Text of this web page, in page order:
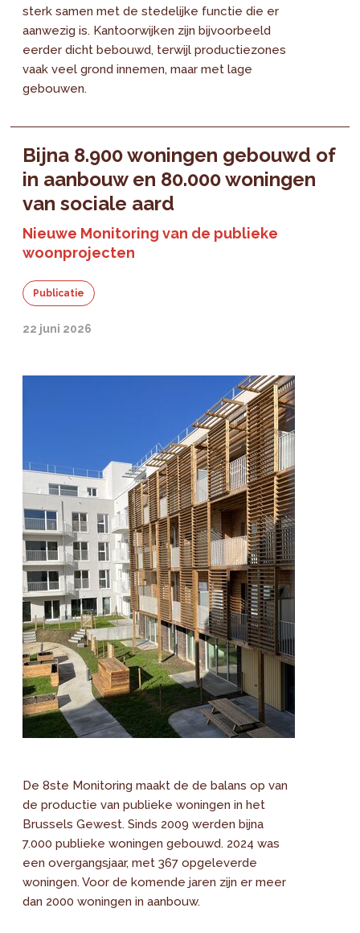
sterk samen met de stedelijke functie die er
aanwezig is. Kantoorwijken zijn bijvoorbeeld
eerder dicht bebouwd, terwijl productiezones
vaak veel grond innemen, maar met lage
gebouwen.
Bijna 8.900 woningen gebouwd of
in aanbouw en 80.000 woningen
van sociale aard
Nieuwe Monitoring van de publieke
woonprojecten
Publicatie
22 juni 2026
De 8ste Monitoring maakt de de balans op van
de productie van publieke woningen in het
Brussels Gewest. Sinds 2009 werden bijna
7.000 publieke woningen gebouwd. 2024 was
een overgangsjaar, met 367 opgeleverde
woningen. Voor de komende jaren zijn er meer
dan 2000 woningen in aanbouw.